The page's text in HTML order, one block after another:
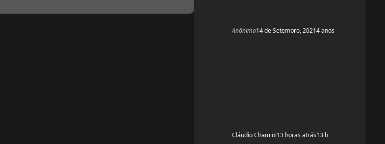
Anônimo14 de Setembro, 20214 anos
Cláudio Chamini13 horas atrás13 h